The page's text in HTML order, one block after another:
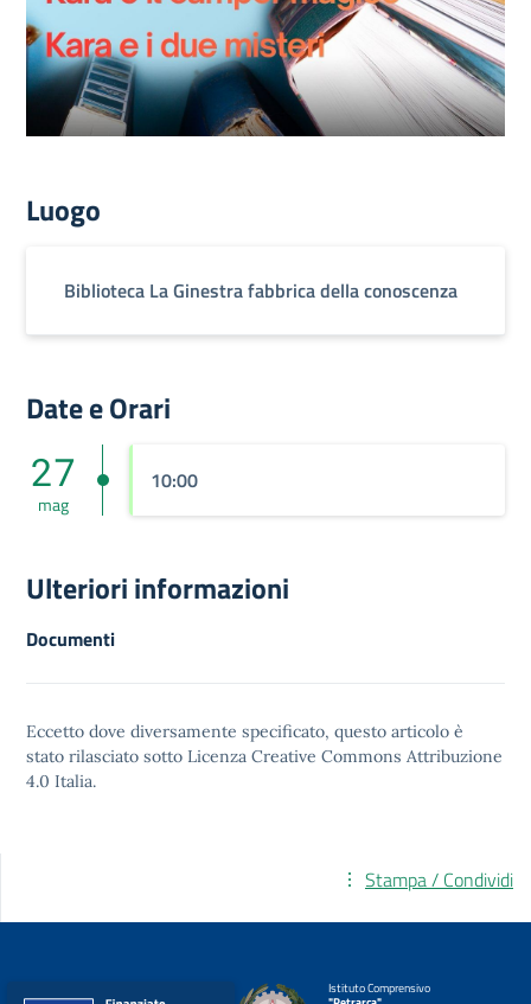
Luogo
Biblioteca La Ginestra fabbrica della conoscenza
Date e Orari
27
mag
10:00
Ulteriori informazioni
Documenti
Eccetto dove diversamente specificato, questo articolo è
stato rilasciato sotto Licenza Creative Commons Attribuzione
4.0 Italia.
Stampa / Condividi
Istituto Comprensivo